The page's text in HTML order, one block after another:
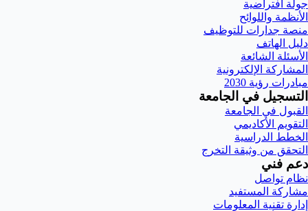
جولة افتراضية
الأنظمة واللوائح
منصة جدارات للتوظيف
دليل الهاتف
الأسئلة الشائعة
المشاركة الإلكترونية
مبادرات رؤية 2030
التسجيل في الجامعة
القبول في الجامعة
التقويم الأكاديمي
الخطط الدراسية
التحقق من وثيقة التخرج
دعم فني
نظام تواصل
مشاركة المستفيد
إدارة تقنية المعلومات